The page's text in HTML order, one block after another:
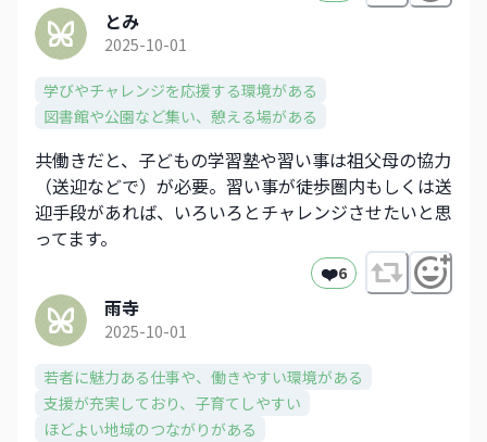
とみ
2025-10-01
学びやチャレンジを応援する環境がある
図書館や公園など集い、憩える場がある
共働きだと、子どもの学習塾や習い事は祖父母の協力
（送迎などで）が必要。習い事が徒歩圏内もしくは送
迎手段があれば、いろいろとチャレンジさせたいと思
ってます。
❤️6
雨寺
2025-10-01
若者に魅力ある仕事や、働きやすい環境がある
支援が充実しており、子育てしやすい
ほどよい地域のつながりがある